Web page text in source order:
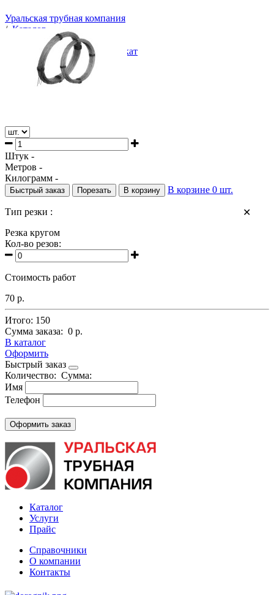
Уральская трубная компания
/ Каталог
Проволока
Сортовой и фасонный прокат
Проволока
Штук -
Метров -
Килограмм -
Быстрый заказ Порезать В корзину В корзине 0 шт.
✕
Тип резки :
Резка кругом
Кол-во резов:
Стоимость работ
70 р.
Итого: 150
Сумма заказа: 0 р.
В каталог
Оформить
Быстрый заказ
Количество: Сумма:
Имя
Телефон
Каталог
Услуги
Прайс
Справочники
О компании
Контакты